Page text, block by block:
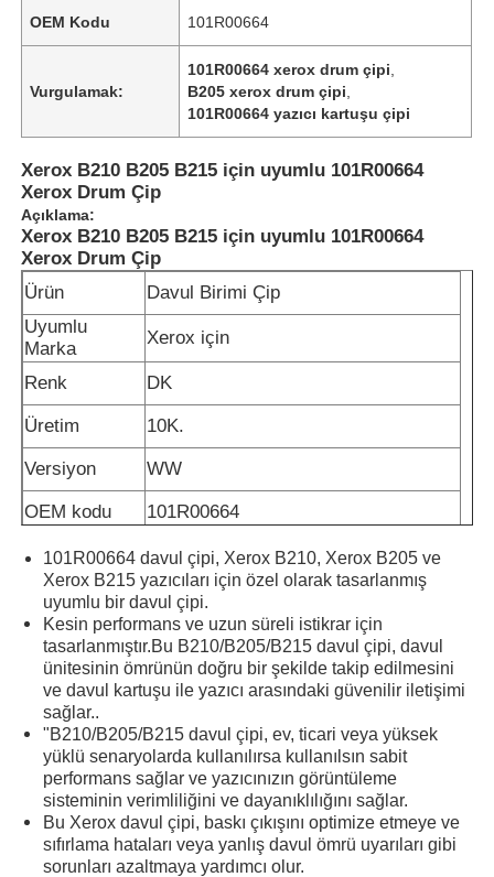
OEM Kodu 101R00664
Vurgulamak:
101R00664 xerox drum çipi
B205 xerox drum çipi
101R00664 yazıcı kartuşu çipi
Xerox B210 B205 B215 için uyumlu 101R00664
Xerox Drum Çip
Açıklama:
Xerox B210 B205 B215 için uyumlu 101R00664
Xerox Drum Çip
Ürün
Davul Birimi Çip
Uyumlu
Marka
Xerox için
Renk DK
Üretim 10K.
Versiyon WW
OEM kodu 101R00664
101R00664 davul çipi, Xerox B210, Xerox B205 ve
Xerox B215 yazıcıları için özel olarak tasarlanmış
uyumlu bir davul çipi.
Kesin performans ve uzun süreli istikrar için
tasarlanmıştır.Bu B210/B205/B215 davul çipi, davul
ünitesinin ömrünün doğru bir şekilde takip edilmesini
ve davul kartuşu ile yazıcı arasındaki güvenilir iletişimi
sağlar..
"B210/B205/B215 davul çipi, ev, ticari veya yüksek
yüklü senaryolarda kullanılırsa kullanılsın sabit
performans sağlar ve yazıcınızın görüntüleme
sisteminin verimliliğini ve dayanıklılığını sağlar.
Bu Xerox davul çipi, baskı çıkışını optimize etmeye ve
sıfırlama hataları veya yanlış davul ömrü uyarıları gibi
sorunları azaltmaya yardımcı olur.